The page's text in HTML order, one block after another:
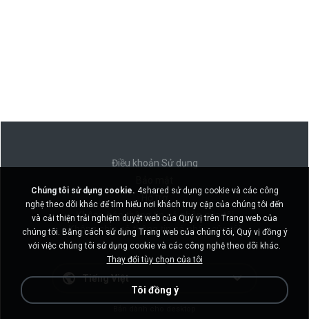
Điều khoản Sử dụng
Không bán thông tin cá nhân của tôi
Không chia sẻ thông tin cá nhân của tôi
Tiếng Việt
Chúng tôi sử dụng cookie. 4shared sử dụng cookie và các công
nghệ theo dõi khác để tìm hiểu nơi khách truy cập của chúng tôi đến
và cải thiện trải nghiệm duyệt web của Quý vị trên Trang web của
chúng tôi. Bằng cách sử dụng Trang web của chúng tôi, Quý vị đồng ý
với việc chúng tôi sử dụng cookie và các công nghệ theo dõi khác.
Thay đổi tùy chọn của tôi
Tôi đồng ý